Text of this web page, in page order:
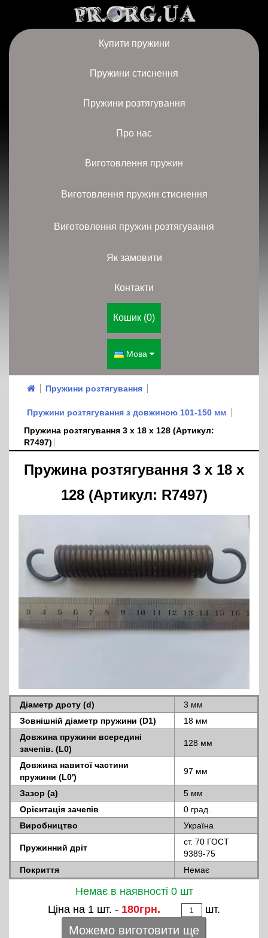
Купити пружини
Пружини стиснення
Пружини розтягування
Про нас
Виготовлення пружин
Виготовлення пружин стиснення
Виготовлення пружин розтягування
Як замовити
Контакти
Кошик (0)
Мова
Пружини розтягування
Пружини розтягування з довжиною 101-150 мм
Пружина розтягування 3 х 18 х 128 (Артикул:
R7497)
Пружина розтягування 3 х 18 х
128 (Артикул: R7497)
Діаметр дроту (d)
3 мм
Зовнішній діаметр пружини (D1)
18 мм
Довжина пружини всередині
зачепів. (L0)
128 мм
Довжина навитої частини
пружини (L0')
97 мм
Зазор (a)
5 мм
Орієнтація зачепів
0 град.
Виробництво
Україна
Пружинний дріт
ст. 70 ГОСТ
9389-75
Покриття
Немає
Немає в наявності 0 шт
Ціна на 1 шт. - 180грн. шт.
Можемо виготовити ще